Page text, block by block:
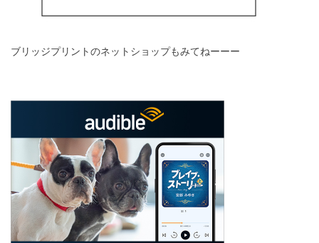
ブリッジプリントのネットショップもみてねーーー